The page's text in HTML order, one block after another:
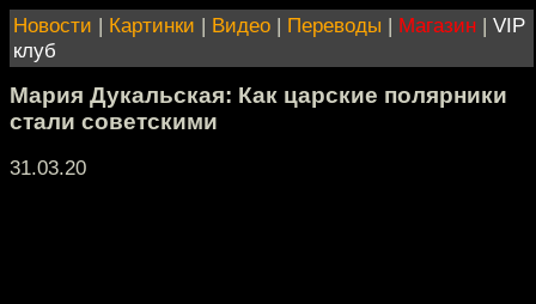
Новости | Картинки | Видео | Переводы | Магазин | VIP
клуб
Мария Дукальская: Как царские полярники
стали советскими
31.03.20